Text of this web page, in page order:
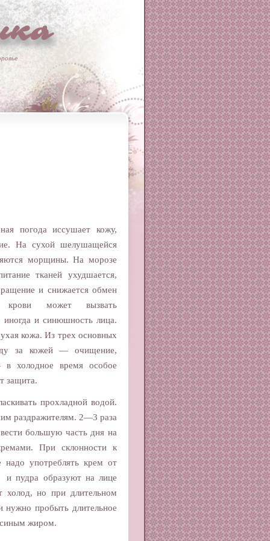
погода иссушает кожу,
На сухой шелушащейся
морщины. На морозе
тканей ухудшается,
и снижается обмен
крови может вызвать
иногда и синюшность лица.
кожа. Из трех основных
за кожей — очищение,
холодное время особое
защита.
прохладной водой.
раздражителям. 2—3 раза
большую часть дня на
При склонности к
употреблять крем от
и пудра образуют на лице
холод, но при длительном
нужно пробыть длительное
жиром.